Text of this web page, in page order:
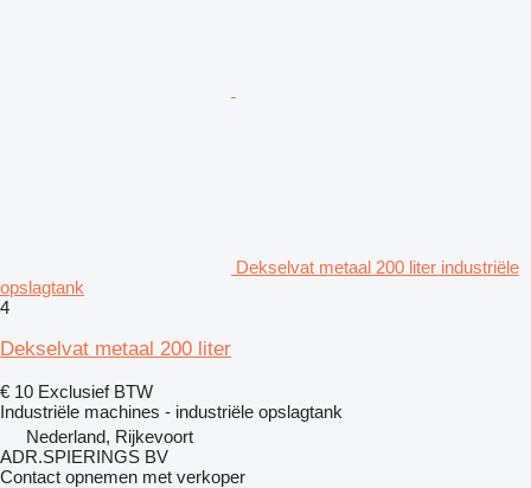
Dekselvat metaal 200 liter industriële
opslagtank
4
Dekselvat metaal 200 liter
€ 10 Exclusief BTW
Industriële machines - industriële opslagtank
Nederland, Rijkevoort
ADR.SPIERINGS BV
Contact opnemen met verkoper